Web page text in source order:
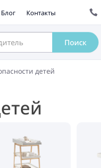
Блог Контакты
Поиск
детей